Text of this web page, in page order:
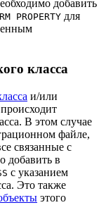
добавить
PROPERTY для
класса
и/или
В этом случае
файле,
связанные с
добавить в
с указанием
Это также
этого